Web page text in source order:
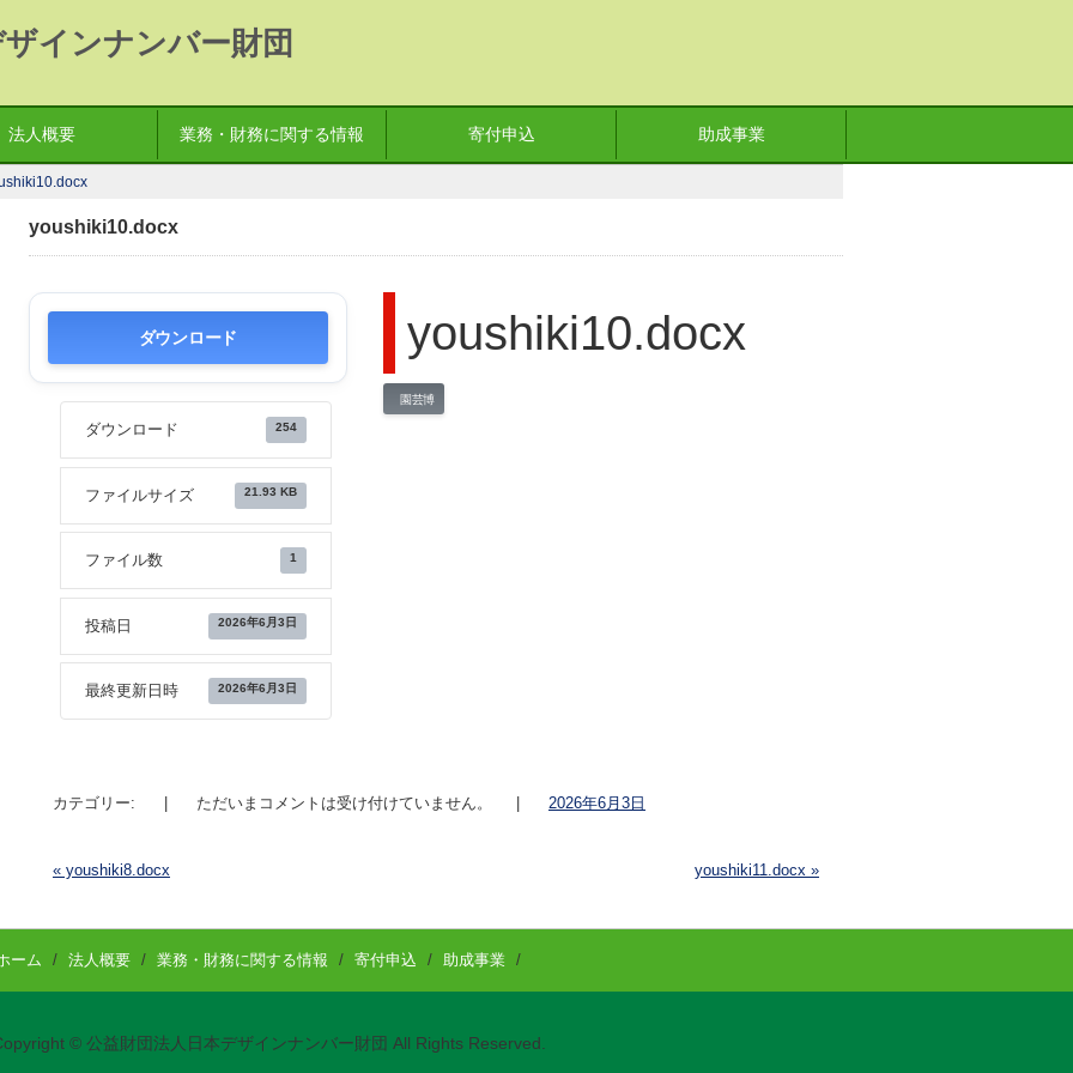
インナンバー財団
法人概要 業務・財務に関する情報 寄付申込 助成事業
youshiki10.docx
ダウンロード
ダウンロード 254
ファイルサイズ 21.93 KB
ファイル数 1
投稿日 2026年6月3日
最終更新日時 2026年6月3日
youshiki10.docx
園芸博
カテゴリー: | ただいまコメントは受け付けていません。 | 2026年6月3日
« youshiki8.docx youshiki11.docx »
ーム / 法人概要 / 業務・財務に関する情報 / 寄付申込 / 助成事業 /
© 公益財団法人日本デザインナンバー財団 All Rights Reserved.